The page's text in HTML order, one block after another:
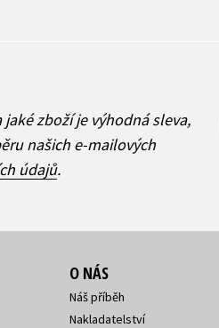
zboží je výhodná sleva,
našich e-mailových
údajů.
O NÁS
Náš příběh
Nakladatelství